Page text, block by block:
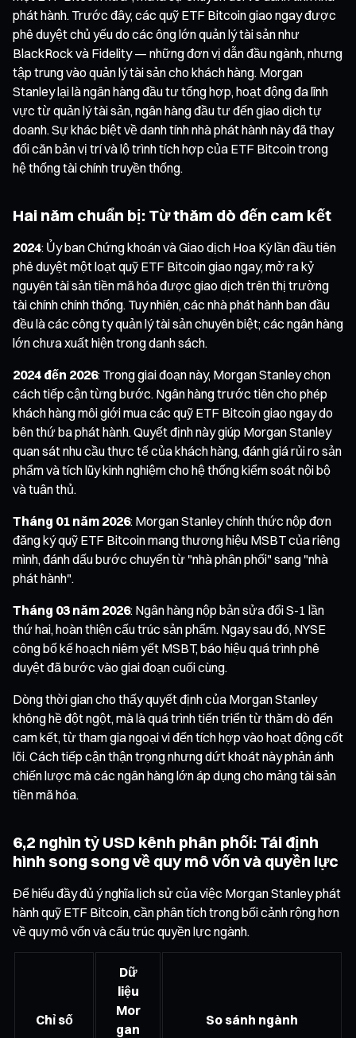
phát hành. Trước đây, các quỹ ETF Bitcoin giao ngay được
phê duyệt chủ yếu do các ông lớn quản lý tài sản như
BlackRock và Fidelity — những đơn vị dẫn đầu ngành, nhưng
tập trung vào quản lý tài sản cho khách hàng. Morgan
Stanley lại là ngân hàng đầu tư tổng hợp, hoạt động đa lĩnh
vực từ quản lý tài sản, ngân hàng đầu tư đến giao dịch tự
doanh. Sự khác biệt về danh tính nhà phát hành này đã thay
đổi căn bản vị trí và lộ trình tích hợp của ETF Bitcoin trong
hệ thống tài chính truyền thống.
Hai năm chuẩn bị: Từ thăm dò đến cam kết
2024: Ủy ban Chứng khoán và Giao dịch Hoa Kỳ lần đầu tiên
phê duyệt một loạt quỹ ETF Bitcoin giao ngay, mở ra kỷ
nguyên tài sản tiền mã hóa được giao dịch trên thị trường
tài chính chính thống. Tuy nhiên, các nhà phát hành ban đầu
đều là các công ty quản lý tài sản chuyên biệt; các ngân hàng
lớn chưa xuất hiện trong danh sách.
2024 đến 2026: Trong giai đoạn này, Morgan Stanley chọn
cách tiếp cận từng bước. Ngân hàng trước tiên cho phép
khách hàng môi giới mua các quỹ ETF Bitcoin giao ngay do
bên thứ ba phát hành. Quyết định này giúp Morgan Stanley
quan sát nhu cầu thực tế của khách hàng, đánh giá rủi ro sản
phẩm và tích lũy kinh nghiệm cho hệ thống kiểm soát nội bộ
và tuân thủ.
Tháng 01 năm 2026: Morgan Stanley chính thức nộp đơn
đăng ký quỹ ETF Bitcoin mang thương hiệu MSBT của riêng
mình, đánh dấu bước chuyển từ "nhà phân phối" sang "nhà
phát hành".
Tháng 03 năm 2026: Ngân hàng nộp bản sửa đổi S-1 lần
thứ hai, hoàn thiện cấu trúc sản phẩm. Ngay sau đó, NYSE
công bố kế hoạch niêm yết MSBT, báo hiệu quá trình phê
duyệt đã bước vào giai đoạn cuối cùng.
Dòng thời gian cho thấy quyết định của Morgan Stanley
không hề đột ngột, mà là quá trình tiến triển từ thăm dò đến
cam kết, từ tham gia ngoại vi đến tích hợp vào hoạt động cốt
lõi. Cách tiếp cận thận trọng nhưng dứt khoát này phản ánh
chiến lược mà các ngân hàng lớn áp dụng cho mảng tài sản
tiền mã hóa.
6,2 nghìn tỷ USD kênh phân phối: Tái định
hình song song về quy mô vốn và quyền lực
Để hiểu đầy đủ ý nghĩa lịch sử của việc Morgan Stanley phát
hành quỹ ETF Bitcoin, cần phân tích trong bối cảnh rộng hơn
về quy mô vốn và cấu trúc quyền lực ngành.
Chỉ số
Dữ
liệu
Mor
gan
So sánh ngành